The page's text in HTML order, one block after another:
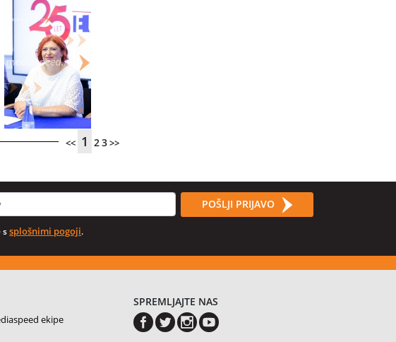
<< 1 23>>
POŠLJI PRIJAVO
ssplošnimi pogoji.
ekipe
SPREMLJAJTE NAS